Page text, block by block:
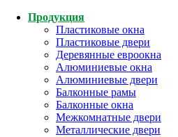
Продукция
Пластиковые окна
Пластиковые двери
Деревянные евроокна
Алюминиевые окна
Алюминиевые двери
Балконные рамы
Балконные окна
Межкомнатные двери
Металлические двери